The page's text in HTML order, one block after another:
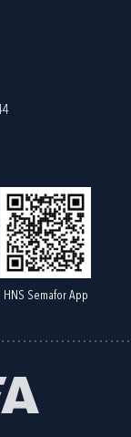
HNS Semafor App